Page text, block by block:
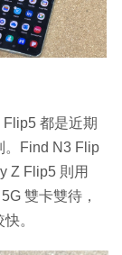
都是近期
。Find N3 Flip
Z Flip5 則用
雙卡雙待，
。